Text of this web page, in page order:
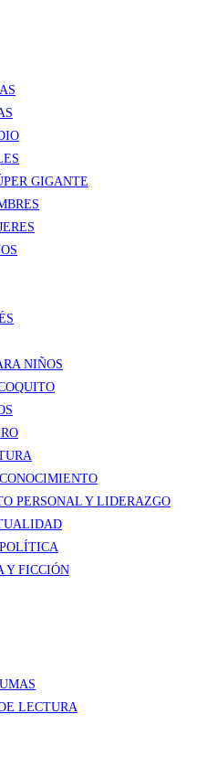
GIGANTE
NIÑOS
PERSONAL Y LIDERAZGO
Y FICCIÓN
LECTURA